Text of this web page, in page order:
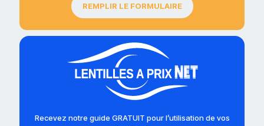
REMPLIR LE FORMULAIRE
Recevez notre guide GRATUIT pour l’utilisation de vos